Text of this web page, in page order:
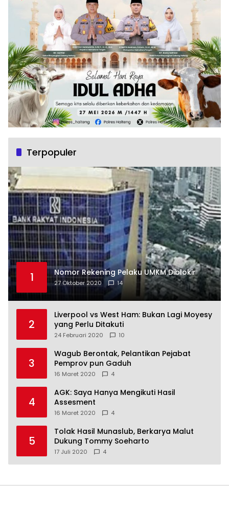
Terpopuler
1 Nomor Rekening Pelaku UMKM Diblokir
27 Oktober 2020 14
2
Liverpool vs West Ham: Bukan Lagi Moyesy
yang Perlu Ditakuti
24 Februari 2020 10
3
Wagub Berontak, Pelantikan Pejabat
Pemprov pun Gaduh
16 Maret 2020 4
4
AGK: Saya Hanya Mengikuti Hasil
Assesment
16 Maret 2020 4
5
Tolak Hasil Munaslub, Berkarya Malut
Dukung Tommy Soeharto
17 Juli 2020 4